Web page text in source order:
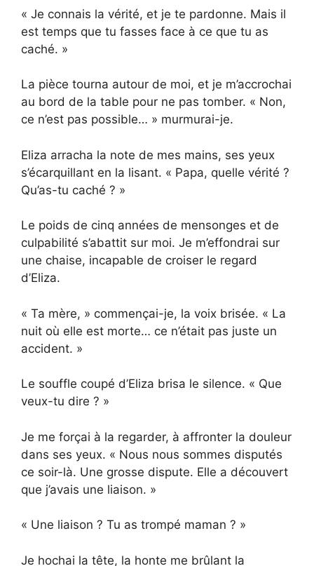
« Je connais la vérité, et je te pardonne. Mais il
est temps que tu fasses face à ce que tu as
caché. »
La pièce tourna autour de moi, et je m’accrochai
au bord de la table pour ne pas tomber. « Non,
ce n’est pas possible… » murmurai-je.
Eliza arracha la note de mes mains, ses yeux
s’écarquillant en la lisant. « Papa, quelle vérité ?
Qu’as-tu caché ? »
Le poids de cinq années de mensonges et de
culpabilité s’abattit sur moi. Je m’effondrai sur
une chaise, incapable de croiser le regard
d’Eliza.
« Ta mère, » commençai-je, la voix brisée. « La
nuit où elle est morte… ce n’était pas juste un
accident. »
Le souffle coupé d’Eliza brisa le silence. « Que
veux-tu dire ? »
Je me forçai à la regarder, à affronter la douleur
dans ses yeux. « Nous nous sommes disputés
ce soir-là. Une grosse dispute. Elle a découvert
que j’avais une liaison. »
« Une liaison ? Tu as trompé maman ? »
Je hochai la tête, la honte me brûlant la